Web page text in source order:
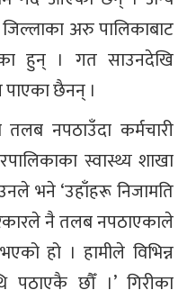
जिल्लाका अरु पालिकाबाट
हुन् । गत साउनदेखि
छैनन् ।
नपठाउँदा कर्मचारी
स्वास्थ्य शाखा
भने ‘उहाँहरू निजामति
नै तलब नपठाएकाले
हो । हामीले विभिन्न
पठाएकै छौँ ।’ गिरीका